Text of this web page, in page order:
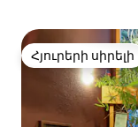
Հյուրերի սիրելի
Հյուրերի սիրելի